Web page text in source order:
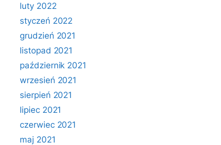
luty 2022
styczeń 2022
grudzień 2021
listopad 2021
październik 2021
wrzesień 2021
sierpień 2021
lipiec 2021
czerwiec 2021
maj 2021